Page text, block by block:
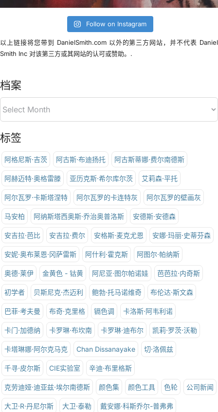
Follow on Instagram
以上链接将您带到 DanielSmith.com 以外的第三方网站，并不代表 Daniel
Smith Inc 对该第三方或其网站的认可或赞助。.
档案
标签
阿格尼斯·吉茨 阿古斯·布迪扬托 阿古斯蒂娜·费尔南德斯
阿赫迈特·奥格雷滕 亚历克斯·希尔库尔茨 艾莉森·平托
阿尔瓦罗·卡斯塔涅特 阿尔瓦罗的卡连特灰 阿尔瓦罗的壁画灰
马安柏 阿纳斯塔西奥斯·乔治奥普洛斯 安德斯·安德森
安吉拉·芭比 安吉拉·费尔 安格斯·麦克尤恩 安娜·玛丽·史蒂芬森
安妮·奥布莱恩·冈萨雷斯 阿什利·霍克斯 阿图尔·帕纳斯
奥德·莱伊 金黄色 - 钴黄 阿尼亚·图尔帕诺娃 芭芭拉·内奇斯
初学者 贝斯尼克·杰迈利 鲍勃·托马诺维奇 布伦达·斯文森
巴菲·考夫曼 布奇·克里格 镉色调 卡洛斯·阿韦利诺
卡门·加德纳 卡罗琳·布坎南 卡罗琳·迪布尔 凯莉·罗茨·沃勒
卡塔琳娜·阿尔克马克 Chan Dissanayake 切·洛佩兹
千寻·皮尔斯 CIE实验室 辛迪·布里格斯
克劳迪娅·迪亚兹·埃尔南德斯 颜色集 颜色工具 色轮 公司新闻
大卫·R·丹尼尔斯 大卫·泰勒 戴安娜·科斯乔尔-普弗弗